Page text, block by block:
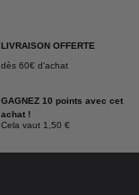
LIVRAISON OFFERTE
dès 60€ d'achat
GAGNEZ 10 points avec cet
achat !
Cela vaut 1,50 €